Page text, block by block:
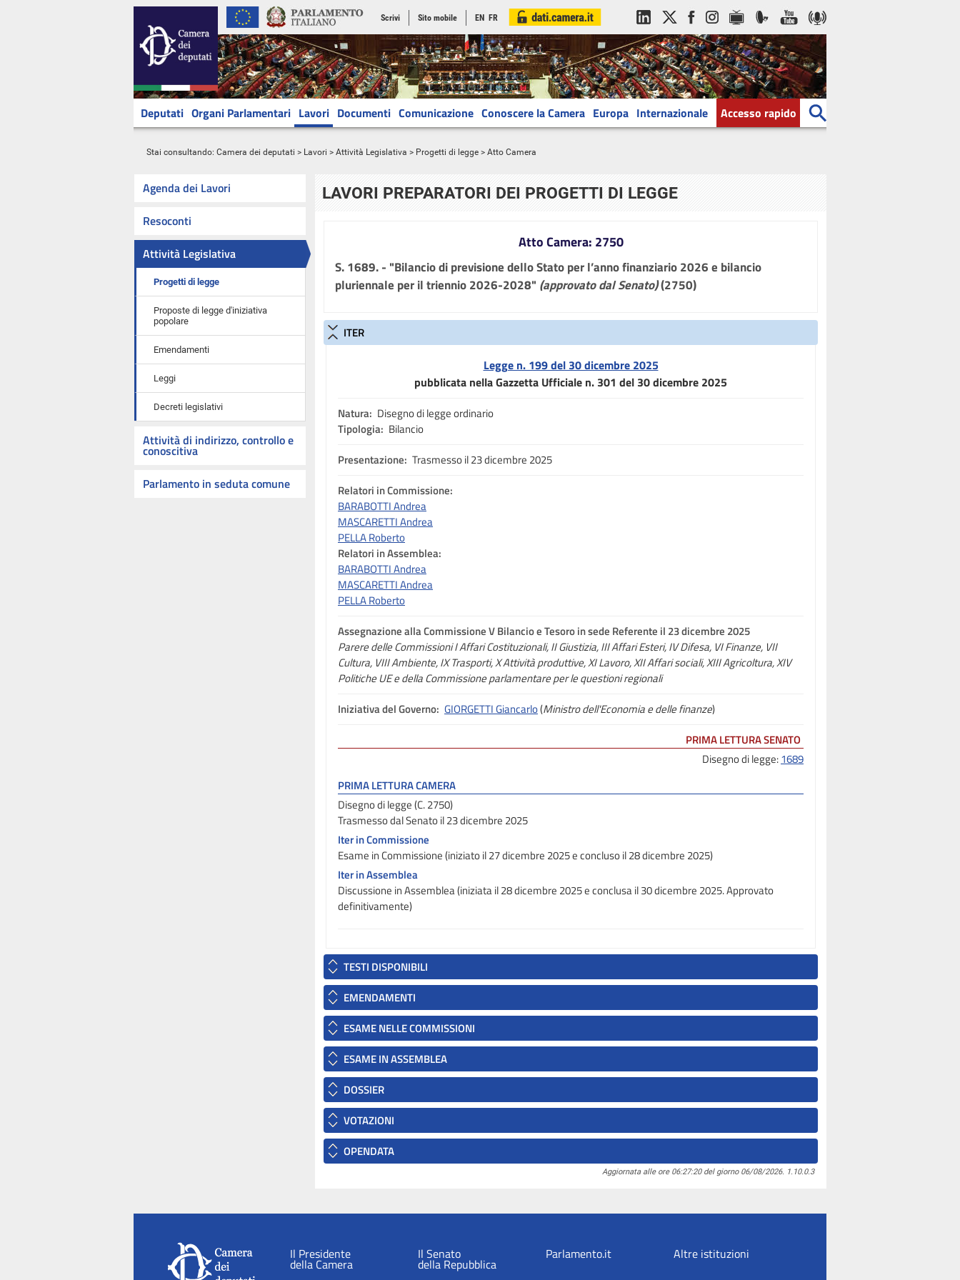
Scrivi Sito mobile EN FR
Deputati Organi Parlamentari Lavori Documenti Comunicazione Conoscere la Camera Europa Internazionale Accesso rapido
Stai consultando: Camera dei deputati > Lavori > Attività Legislativa > Progetti di legge > Atto Camera
Agenda dei Lavori
Resoconti
Attività Legislativa
Progetti di legge
Proposte di legge d'iniziativa
popolare
Emendamenti
Leggi
Decreti legislativi
Attività di indirizzo, controllo e
conoscitiva
Parlamento in seduta comune
LAVORI PREPARATORI DEI PROGETTI DI LEGGE
Atto Camera: 2750
S. 1689. - "Bilancio di previsione dello Stato per l’anno finanziario 2026 e bilancio
pluriennale per il triennio 2026-2028" (approvato dal Senato)(2750)
ITER
Legge n. 199 del 30 dicembre 2025
pubblicata nella Gazzetta Ufficiale n. 301 del 30 dicembre 2025
Natura: Disegno di legge ordinario
Tipologia: Bilancio
Presentazione: Trasmesso il 23 dicembre 2025
Relatori in Commissione:
BARABOTTI Andrea
MASCARETTI Andrea
PELLA Roberto
Relatori in Assemblea:
BARABOTTI Andrea
MASCARETTI Andrea
PELLA Roberto
Assegnazionealla Commissione V Bilancio e Tesoro in sede Referente il 23 dicembre 2025
Parere delle Commissioni I Affari Costituzionali, II Giustizia, III Affari Esteri, IV Difesa, VI Finanze, VII
Cultura, VIII Ambiente, IX Trasporti, X Attività produttive, XI Lavoro, XII Affari sociali, XIII Agricoltura, XIV
Politiche UE e della Commissione parlamentare per le questioni regionali
Iniziativa del Governo: GIORGETTI Giancarlo(Ministro dell'Economia e delle finanze)
PRIMA LETTURA SENATO
Disegno di legge:1689
PRIMA LETTURA CAMERA
Disegno di legge (C. 2750)
Trasmesso dal Senato il 23 dicembre 2025
Iter in Commissione
Esame in Commissione (iniziato il 27 dicembre 2025 e concluso il 28 dicembre 2025)
Iter in Assemblea
Discussione in Assemblea (iniziata il 28 dicembre 2025 e conclusa il 30 dicembre 2025. Approvato
definitivamente)
TESTI DISPONIBILI
EMENDAMENTI
ESAME NELLE COMMISSIONI
ESAME IN ASSEMBLEA
DOSSIER
VOTAZIONI
OPENDATA
Aggiornata alle ore 06:27:20 del giorno 06/08/2026. 1.10.0.3
Il Presidente
della Camera
Il Senato
della Repubblica
Parlamento.it Altre istituzioni